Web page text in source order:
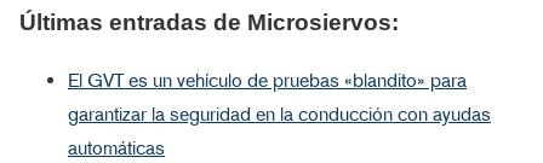
Últimas entradas de Microsiervos:
El GVT es un vehículo de pruebas «blandito» para
garantizar la seguridad en la conducción con ayudas
automáticas